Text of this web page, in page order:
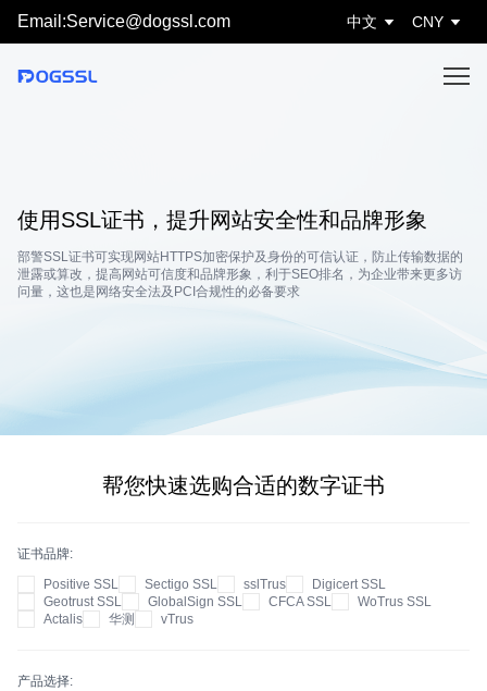
Email:Service@dogssl.com 中文 CNY
使用SSL证书，提升网站安全性和品牌形象
部警SSL证书可实现网站HTTPS加密保护及身份的可信认证，防止传输数据的
泄露或算改，提高网站可信度和品牌形象，利于SEO排名，为企业带来更多访
问量，这也是网络安全法及PCI合规性的必备要求
帮您快速选购合适的数字证书
证书品牌
Positive SSL
Sectigo SSL sslTrus
Digicert SSL
Geotrust SSL
GlobalSign SSL CFCA SSL
WoTrus SSL
Actalis
华测 vTrus
产品选择